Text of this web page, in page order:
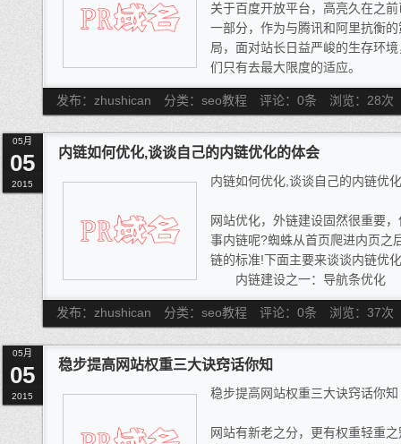
好，所以就放弃尝试，其实没有
肯定是能写出东西来的。写软文
就能写出让大家满意的文章来。
得与大家分享的。
关于百度开放平台，高亮久在之
一部分，作为与腾讯和阿里抗衡
局，面对站长日益严峻的生存环
们只有去最大限度的适应。
我们知道，除了类似于杀毒软
台还包含大量的内容，对于那些
不具备资格，思来想去，只有抓
复说过百度会把自身的一些产品
而达到提升流量的目的，当然，
发布：zhushican 分类：seo教程 评论：0条 浏览： 28次
05月
05
2015
内链如何优化,谈谈自己的内链优化的体会
内链如何优化,谈谈自己的内链优
网站优化，外链建设固然很重要
事内链呢?蜘蛛从首页爬进内页之
链的标准!下面主要来谈谈内链优
内链建设之一：导航条优化
1 导航条尽量不要用图片和
2 导航条链接的写发 首页连接
3 最好每个页面都有导航条，
发布：zhushican 分类：seo教程 评论：0条 浏览： 37次
05月
05
2015
稳步提高网站权重三大诀窍话你知
稳步提高网站权重三大诀窍话你知
网站有新老之分，更有权重轻重